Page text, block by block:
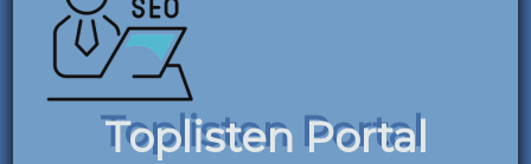
Toplisten Portal